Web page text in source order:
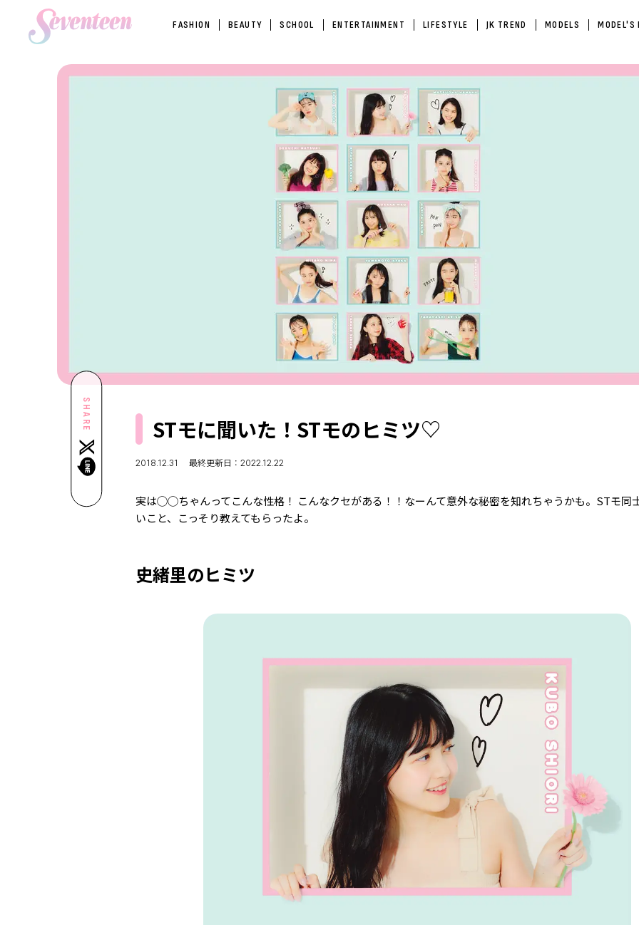
FASHION BEAUTY SCHOOL ENTERTAINMENT LIFESTYLE JK TREND MODELS MODEL'S
SHARE STモに聞いた！STモのヒミツ♡
2018.12.31 最終更新日：2022.12.22
実は◯◯ちゃんってこんな性格！ こんなクセがある！！なーんて意外な秘密を知れちゃうかも。STモ同
いこと、こっそり教えてもらったよ。
史緒里のヒミツ